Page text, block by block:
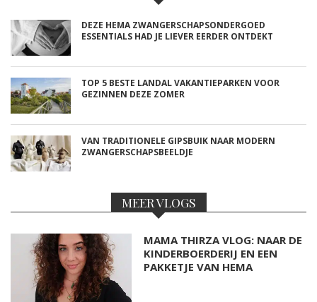
DEZE HEMA ZWANGERSCHAPSONDERGOED
ESSENTIALS HAD JE LIEVER EERDER ONTDEKT
TOP 5 BESTE LANDAL VAKANTIEPARKEN VOOR
GEZINNEN DEZE ZOMER
VAN TRADITIONELE GIPSBUIK NAAR MODERN
ZWANGERSCHAPSBEELDJE
MEER VLOGS
MAMA THIRZA VLOG: NAAR DE
KINDERBOERDERIJ EN EEN
PAKKETJE VAN HEMA